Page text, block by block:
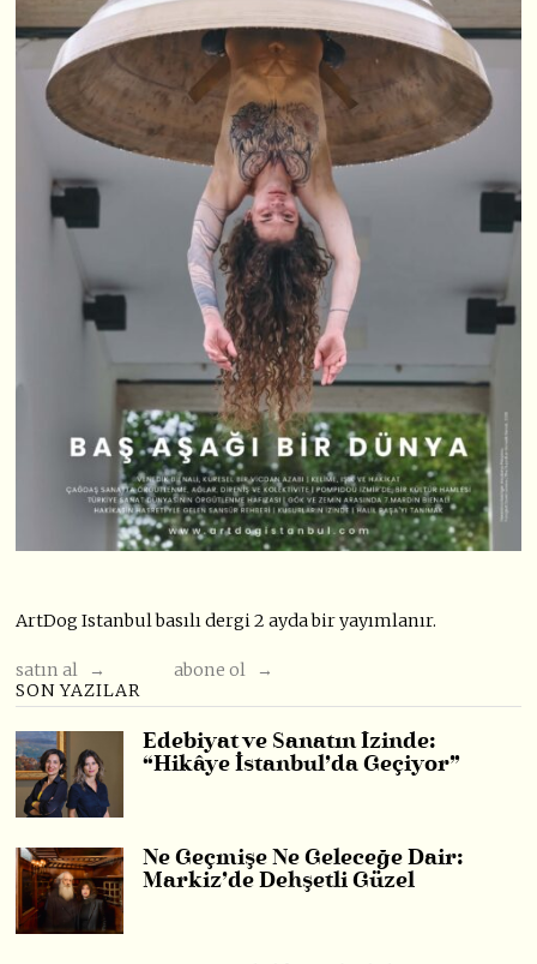
ArtDog Istanbul basılı dergi 2 ayda bir yayımlanır.
satın al →
abone ol →
SON YAZILAR
Edebiyat ve Sanatın İzinde:
“Hikâye İstanbul’da Geçiyor”
Ne Geçmişe Ne Geleceğe Dair:
Markiz’de Dehşetli Güzel